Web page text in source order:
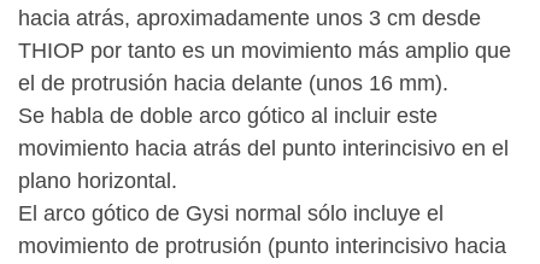
hacia atrás, aproximadamente unos 3 cm desde
THIOP por tanto es un movimiento más amplio que
el de protrusión hacia delante (unos 16 mm).
Se habla de doble arco gótico al incluir este
movimiento hacia atrás del punto interincisivo en el
plano horizontal.
El arco gótico de Gysi normal sólo incluye el
movimiento de protrusión (punto interincisivo hacia